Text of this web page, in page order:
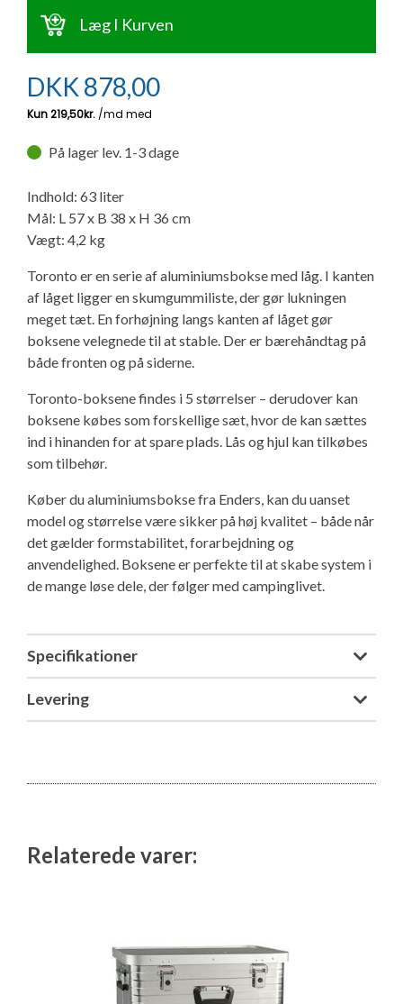
Ny campingvogn - godt at vide
Finansiering af campingvogn
Forsikring af campingvogn
Brugte telte og udstyr
Isabella fortelte
Isabella Fortelte
Isabella Lufttelte
Isabella weekend- og vinterfortelte
Isabella fortelte til specialvogne
Isabella Opstillingsvejledninger
Camping erhverv
Gas-komfort i din campingvogn
E-trailer kontrol- og sikkerhedsapp
Byvand - rindende vand i campingvognen
3 spændende ideer til campingvognen
GPS tracker til autocamper og campingvogn
GRØN Virksomhed
Tuxer måleskemaer
Klagemuligheder
Konkurrenceregler
Handelsbetingelser - webshop
Cookie & Privatlivspolitik
Persondata
GPDR - Optagelse af foto og video
GPDR - KG Camping Kundeklub
Læg I Kurven
DKK 878,00
På lager lev. 1-3 dage
Indhold: 63 liter
Mål: L 57 x B 38 x H 36 cm
Vægt: 4,2 kg
Toronto er en serie af aluminiumsbokse med låg. I kanten
af låget ligger en skumgummiliste, der gør lukningen
meget tæt. En forhøjning langs kanten af låget gør
boksene velegnede til at stable. Der er bærehåndtag på
både fronten og på siderne.
Toronto-boksene findes i 5 størrelser – derudover kan
boksene købes som forskellige sæt, hvor de kan sættes
ind i hinanden for at spare plads. Lås og hjul kan tilkøbes
som tilbehør.
Køber du aluminiumsbokse fra Enders, kan du uanset
model og størrelse være sikker på høj kvalitet – både når
det gælder formstabilitet, forarbejdning og
anvendelighed. Boksene er perfekte til at skabe system i
de mange løse dele, der følger med campinglivet.
Specifikationer
Levering
Relaterede varer: